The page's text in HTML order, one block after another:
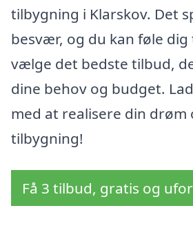
tilbygning i Klarskov. Det
besvær, og du kan føle
vælge det bedste tilbud,
dine behov og budget.
med at realisere din drøm
tilbygning!
Få 3 tilbud, gratis og